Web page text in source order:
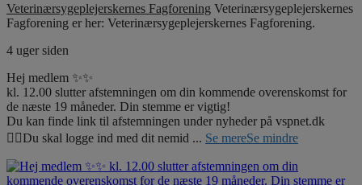
Veterinærsygeplejerskernes Fagforening Veterinærsygeplejerskernes
Fagforening er her: Veterinærsygeplejerskernes Fagforening.
4 uger siden
Hej medlem ✨✨
kl. 12.00 slutter afstemningen om din kommende overenskomst for
de næste 19 måneder. Din stemme er vigtig!
Du kan finde link til afstemningen under nyheder på vspnet.dk
☝🏼Du skal logge ind med dit nemid ... Se mereSe mindre